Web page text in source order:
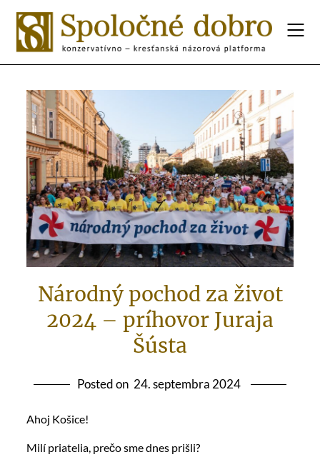
Národný pochod za život
2024 – príhovor Juraja
Šústa
Posted on 24. septembra 2024
Ahoj Košice!
Milí priatelia, prečo sme dnes prišli?